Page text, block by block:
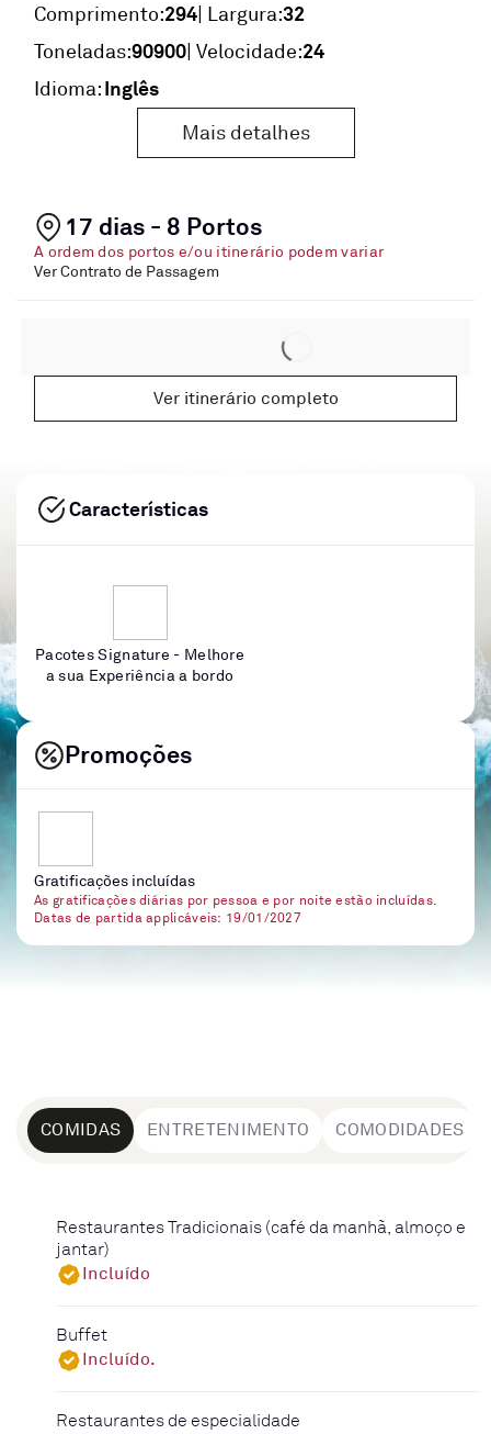
Comprimento:294| Largura:32
Toneladas:90900| Velocidade:24
Idioma:Inglês
Mais detalhes
17 dias - 8 Portos
A ordem dos portos e/ou itinerário podem variar
Ver Contrato de Passagem
Ver itinerário completo
Características
Pacotes Signature - Melhore
a sua Experiência a bordo
Promoções
Gratificações incluídas
As gratificações diárias por pessoa e por noite estão incluídas.
Datas de partida applicáveis: 19/01/2027
COMIDAS ENTRETENIMENTO COMODIDADES
Restaurantes Tradicionais (café da manhã, almoço e
jantar)
Incluído
Buffet
Incluído.
Restaurantes de especialidade